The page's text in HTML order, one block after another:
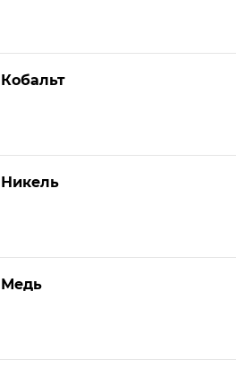
Кобальт
Никель
Медь